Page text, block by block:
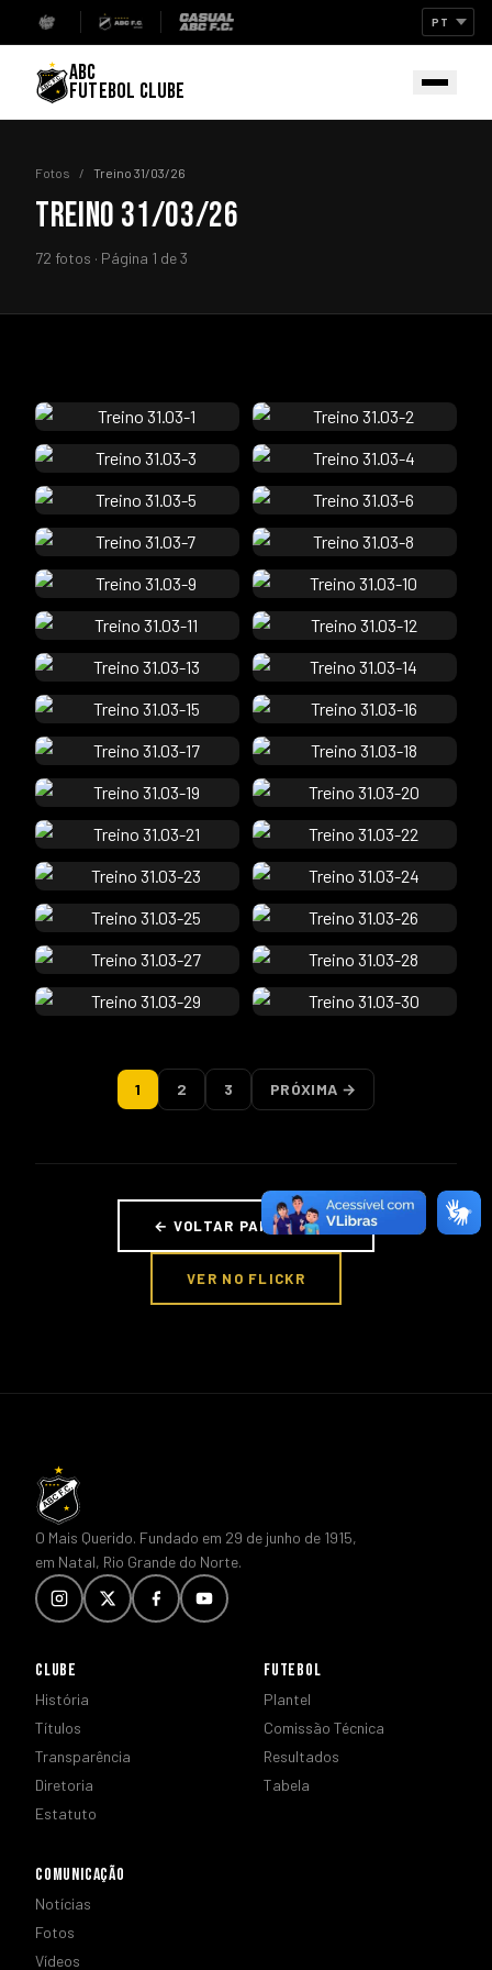
ABC
FUTEBOL CLUBE
Fotos / Treino 31/03/26
TREINO 31/03/26
72 fotos · Página 1 de 3
1 2 3 PRÓXIMA →
← VOLTAR PARA FOTOS
VER NO FLICKR
O Mais Querido. Fundado em 29 de junho de 1915,
em Natal, Rio Grande do Norte.
CLUBE
História
Títulos
Transparência
Diretoria
Estatuto
FUTEBOL
Plantel
Comissão Técnica
Resultados
Tabela
COMUNICAÇÃO
Notícias
Fotos
Vídeos